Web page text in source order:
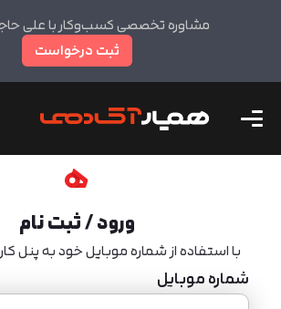
مشاوره تخصصی کسب‌وکار با علی
ثبت درخواست
ورود / ثبت نام
با استفاده از شماره موبایل خود به پنل
شماره موبایل